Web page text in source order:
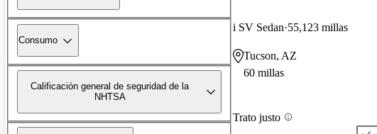
Consumo
Calificación general de seguridad de la
NHTSA
i SV Sedan 55,123 millas
Tucson, AZ
60 millas
Trato justo